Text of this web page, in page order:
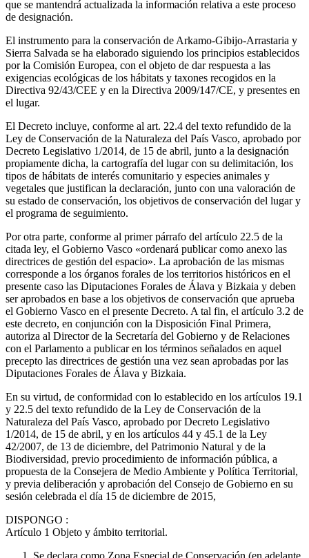
que se mantendrá actualizada la información relativa a este proceso
de designación.
El instrumento para la conservación de Arkamo-Gibijo-Arrastaria y
Sierra Salvada se ha elaborado siguiendo los principios establecidos
por la Comisión Europea, con el objeto de dar respuesta a las
exigencias ecológicas de los hábitats y taxones recogidos en la
Directiva 92/43/CEE y en la Directiva 2009/147/CE, y presentes en
el lugar.
El Decreto incluye, conforme al art. 22.4 del texto refundido de la
Ley de Conservación de la Naturaleza del País Vasco, aprobado por
Decreto Legislativo 1/2014, de 15 de abril, junto a la designación
propiamente dicha, la cartografía del lugar con su delimitación, los
tipos de hábitats de interés comunitario y especies animales y
vegetales que justifican la declaración, junto con una valoración de
su estado de conservación, los objetivos de conservación del lugar y
el programa de seguimiento.
Por otra parte, conforme al primer párrafo del artículo 22.5 de la
citada ley, el Gobierno Vasco «ordenará publicar como anexo las
directrices de gestión del espacio». La aprobación de las mismas
corresponde a los órganos forales de los territorios históricos en el
presente caso las Diputaciones Forales de Álava y Bizkaia y deben
ser aprobados en base a los objetivos de conservación que aprueba
el Gobierno Vasco en el presente Decreto. A tal fin, el artículo 3.2 de
este decreto, en conjunción con la Disposición Final Primera,
autoriza al Director de la Secretaría del Gobierno y de Relaciones
con el Parlamento a publicar en los términos señalados en aquel
precepto las directrices de gestión una vez sean aprobadas por las
Diputaciones Forales de Álava y Bizkaia.
En su virtud, de conformidad con lo establecido en los artículos 19.1
y 22.5 del texto refundido de la Ley de Conservación de la
Naturaleza del País Vasco, aprobado por Decreto Legislativo
1/2014, de 15 de abril, y en los artículos 44 y 45.1 de la Ley
42/2007, de 13 de diciembre, del Patrimonio Natural y de la
Biodiversidad, previo procedimiento de información pública, a
propuesta de la Consejera de Medio Ambiente y Política Territorial,
y previa deliberación y aprobación del Consejo de Gobierno en su
sesión celebrada el día 15 de diciembre de 2015,
DISPONGO :
Artículo 1 Objeto y ámbito territorial.
Se declara como Zona Especial de Conservación (en adelante,